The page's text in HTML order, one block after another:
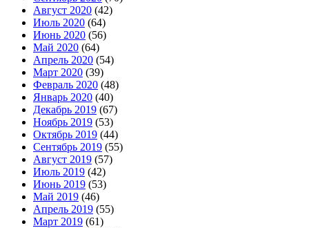
Август 2020 (42)
Июль 2020 (64)
Июнь 2020 (56)
Май 2020 (64)
Апрель 2020 (54)
Март 2020 (39)
Февраль 2020 (48)
Январь 2020 (40)
Декабрь 2019 (67)
Ноябрь 2019 (53)
Октябрь 2019 (44)
Сентябрь 2019 (55)
Август 2019 (57)
Июль 2019 (42)
Июнь 2019 (53)
Май 2019 (46)
Апрель 2019 (55)
Март 2019 (61)